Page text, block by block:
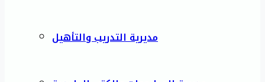
مديرية التدريب والتأهيل